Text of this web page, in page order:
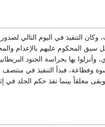
التنفيذ في اليوم التالي
سيق المحكوم عليهم بالإعدام
بها بحراسة الجنود
وفظاعة، فبدأ التنفيذ في منتصف
معلقاً بينما نفذ حكم الجلد في